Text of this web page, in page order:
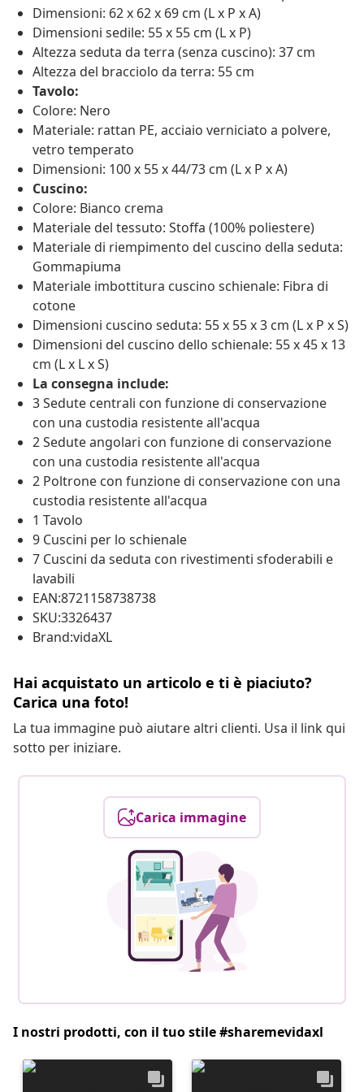
Dimensioni: 62 x 62 x 69 cm (L x P x A)
Dimensioni sedile: 55 x 55 cm (L x P)
Altezza seduta da terra (senza cuscino): 37 cm
Altezza del bracciolo da terra: 55 cm
Tavolo:
Colore: Nero
Materiale: rattan PE, acciaio verniciato a polvere,
vetro temperato
Dimensioni: 100 x 55 x 44/73 cm (L x P x A)
Cuscino:
Colore: Bianco crema
Materiale del tessuto: Stoffa (100% poliestere)
Materiale di riempimento del cuscino della seduta:
Gommapiuma
Materiale imbottitura cuscino schienale: Fibra di
cotone
Dimensioni cuscino seduta: 55 x 55 x 3 cm (L x P x S)
Dimensioni del cuscino dello schienale: 55 x 45 x 13
cm (L x L x S)
La consegna include:
3 Sedute centrali con funzione di conservazione
con una custodia resistente all'acqua
2 Sedute angolari con funzione di conservazione
con una custodia resistente all'acqua
2 Poltrone con funzione di conservazione con una
custodia resistente all'acqua
1 Tavolo
9 Cuscini per lo schienale
7 Cuscini da seduta con rivestimenti sfoderabili e
lavabili
EAN:8721158738738
SKU:3326437
Brand:vidaXL
Hai acquistato un articolo e ti è piaciuto?
Carica una foto!
La tua immagine può aiutare altri clienti. Usa il link qui
sotto per iniziare.
Carica immagine
I nostri prodotti, con il tuo stile #sharemevidaxl